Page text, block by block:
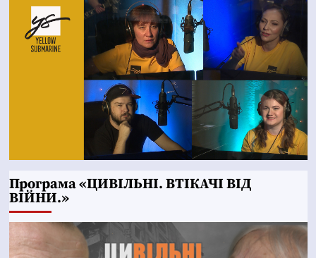
Програма «ЦИВІЛЬНІ. ВТІКАЧІ ВІД
ВІЙНИ.»